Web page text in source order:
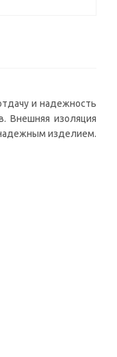
и надежность
Внешняя изоляция
изделием.